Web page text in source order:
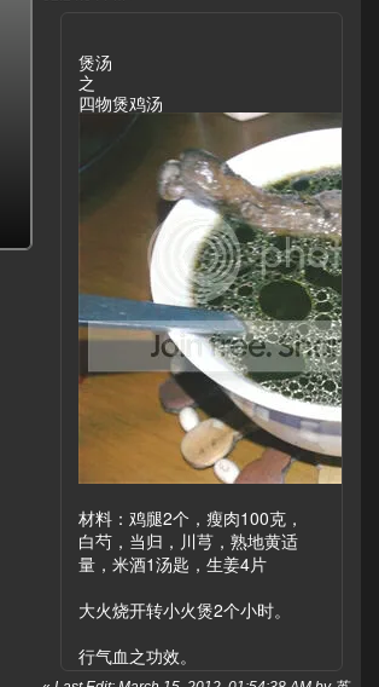
煲汤
之
四物煲鸡汤
材料：鸡腿2个，瘦肉100克，
白芍，当归，川芎，熟地黄适
量，米酒1汤匙，生姜4片
大火烧开转小火煲2个小时。
行气血之功效。